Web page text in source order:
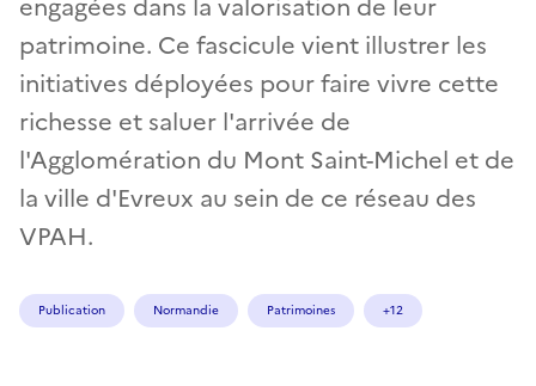
patrimoine. Ce fascicule vient illustrer les
initiatives déployées pour faire vivre cette
richesse et saluer l'arrivée de
l'Agglomération du Mont Saint-Michel et de
la ville d'Evreux au sein de ce réseau des
VPAH.
Publication Normandie Patrimoines +12